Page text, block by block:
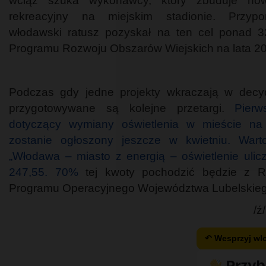
rekreacyjny na miejskim stadionie.
włodawski ratusz pozyskał na ten cel ponad
Programu Rozwoju Obszarów Wiejskich na lata
Podczas gdy jedne projekty wkraczają w
przygotowywane są kolejne przetargi.
dotyczący wymiany oświetlenia w mieście
zostanie ogłoszony jeszcze w kwietniu.
„Włodawa – miasto z energią – oświetlenie
247,55. 70% tej kwoty pochodzić będzie z
Programu Operacyjnego Województwa
/
↶ Wesprzyj